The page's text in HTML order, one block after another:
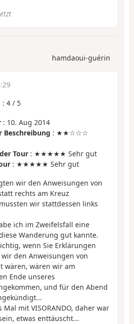
hamdaoui-guérin
: 4 / 5
: 10. Aug 2014
Beschreibung : ★★☆☆☆
Tour : ★★★★★ Sehr gut
: ★★★★★ Sehr gut
wir den Anweisungen von
rechts am Kreuz
wir stattdessen links
ich im Zweifelsfall eine
Wanderung gut kannte.
wenn Sie Erklärungen
den Anweisungen von
wären, wären wir am
Ende unseres
und für den Abend
Mal mit VISORANDO, daher war
etwas enttäuscht...